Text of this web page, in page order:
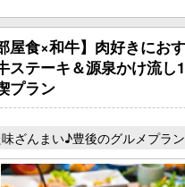
屋食×和牛】肉好きにお
ステーキ＆源泉かけ流し
プラン
ざんまい♪豊後のグルメプラン